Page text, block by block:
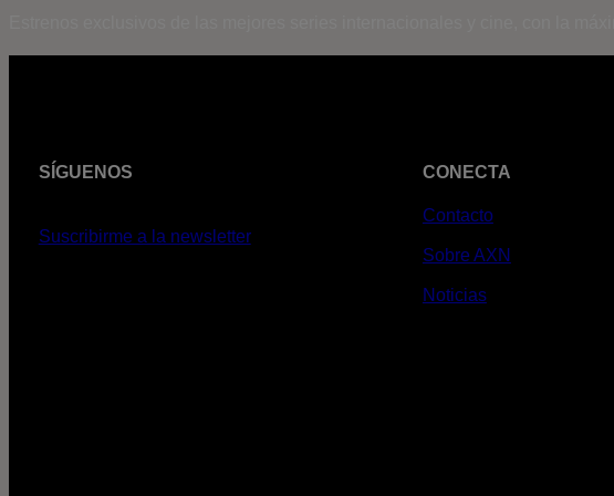
SÍGUENOS
Suscribirme a la newsletter
CONECTA
Contacto
Sobre AXN
Noticias